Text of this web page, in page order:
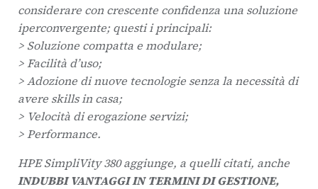
considerare con crescente confidenza una soluzione
iperconvergente; questi i principali:
> Soluzione compatta e modulare;
> Facilità d’uso;
> Adozione di nuove tecnologie senza la necessità di
avere skills in casa;
> Velocità di erogazione servizi;
> Performance.
HPE SimpliVity 380 aggiunge, a quelli citati, anche
INDUBBI VANTAGGI IN TERMINI DI GESTIONE,